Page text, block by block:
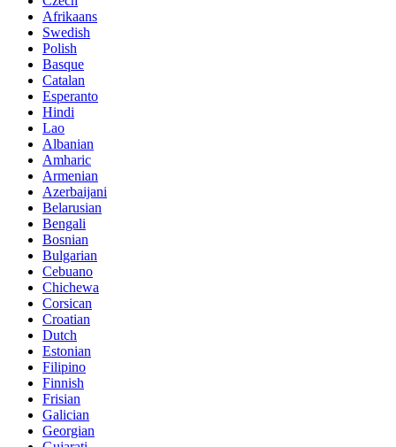
Afrikaans
Swedish
Polish
Basque
Catalan
Esperanto
Hindi
Lao
Albanian
Amharic
Armenian
Azerbaijani
Belarusian
Bengali
Bosnian
Bulgarian
Cebuano
Chichewa
Corsican
Croatian
Dutch
Estonian
Filipino
Finnish
Frisian
Galician
Georgian